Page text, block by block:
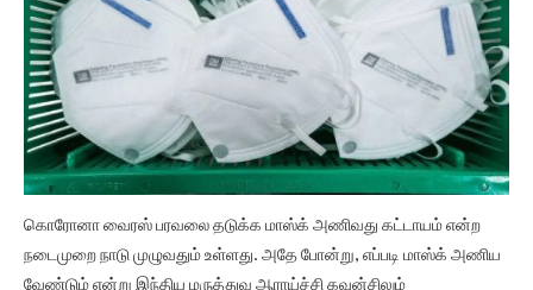
கொரோனா வைரஸ் பரவலை தடுக்க மாஸ்க் அணிவது கட்டாயம் என்ற
நடைமுறை நாடு முழுவதும் உள்ளது. அதே போன்று, எப்படி மாஸ்க் அணிய